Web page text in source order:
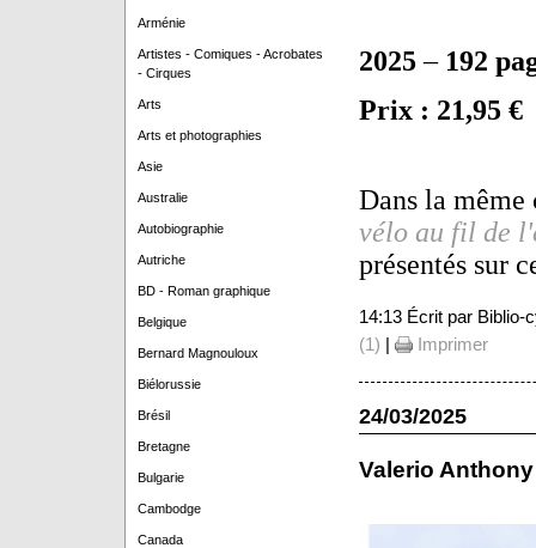
Arménie
Artistes - Comiques - Acrobates
- Cirques
Arts
Arts et photographies
Asie
Australie
Autobiographie
Autriche
BD - Roman graphique
Belgique
Bernard Magnouloux
Biélorussie
Brésil
Bretagne
Bulgarie
Cambodge
Canada
2025– 192
Prix : 21,95 €
Dans la
vélo au fil de
présentéssur
14:13 Écrit par Biblio-
(1) | Imprimer
24/03/2025
Valerio Anthony